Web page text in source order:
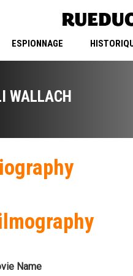
ESPIONNAGE
WALLACH
Name